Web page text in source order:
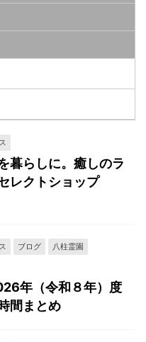
暮らしに。癒しのラ
レクトショップ
ブログ
八柱霊園
年（令和８年）度
間まとめ